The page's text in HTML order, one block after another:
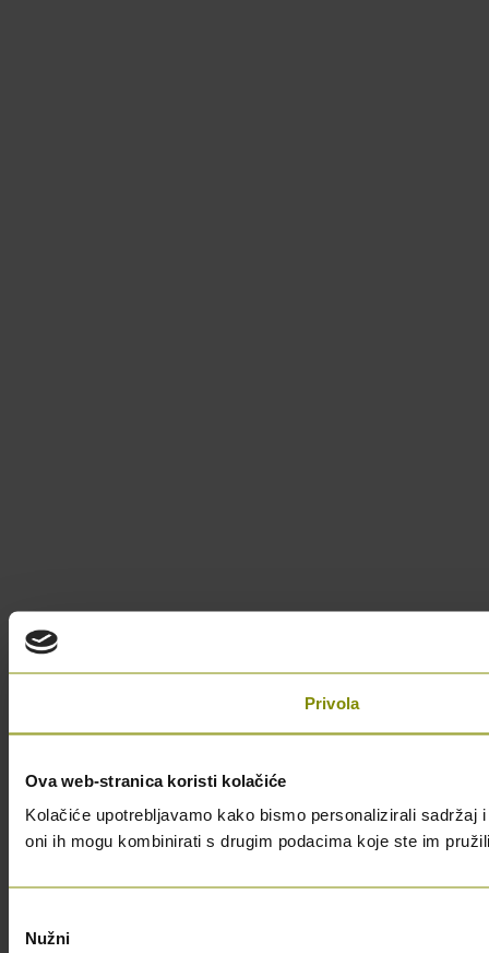
Privola
Ova web-stranica koristi kolačiće
Kolačiće upotrebljavamo kako bismo personalizirali
oni ih mogu kombinirati s drugim podacima koje ste im
pristanka
Nužni